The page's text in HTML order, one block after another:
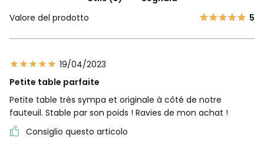
Valore del prodotto
5
19/04/2023
Petite table parfaite
Petite table très sympa et originale à côté de notre
fauteuil. Stable par son poids ! Ravies de mon achat !
Consiglio questo articolo